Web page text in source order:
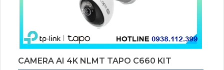
CAMERA AI 4K NLMT TAPO C660 KIT